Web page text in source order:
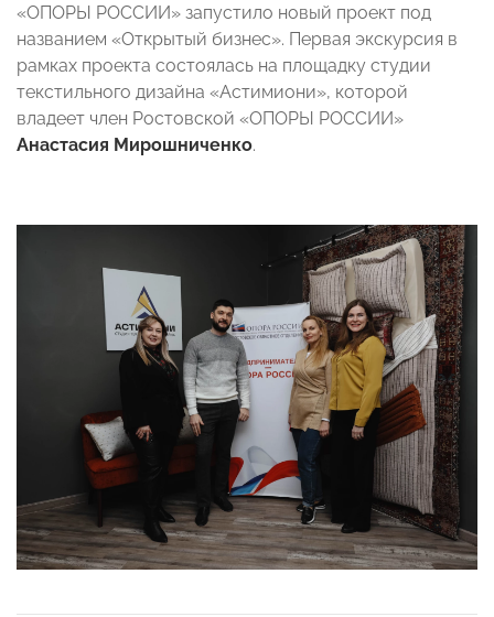
«ОПОРЫ РОССИИ» запустило новый проект под
названием «Открытый бизнес». Первая экскурсия в
рамках проекта состоялась на площадку студии
текстильного дизайна «Астимиони», которой
владеет член Ростовской «ОПОРЫ РОССИИ»
Анастасия Мирошниченко.